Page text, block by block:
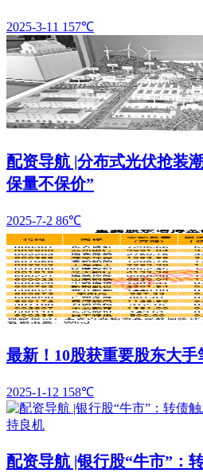
2025-3-11 157℃
配资导航 |分布式光伏抢装
保量不保价”
2025-7-2 86℃
最新！10股获重要股东大手
2025-1-12 158℃
配资导航 |银行股“牛市”：